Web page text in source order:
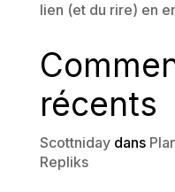
lien (et du rire) en
récents
Scottnidaydans
Repliks